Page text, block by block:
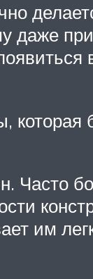
даже
Часто
им